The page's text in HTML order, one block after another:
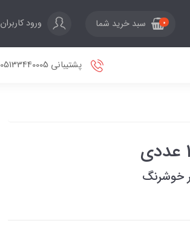
0 سبد خرید شما ورود کاربران
پشتیبانی 05133440005
خوشرنگ